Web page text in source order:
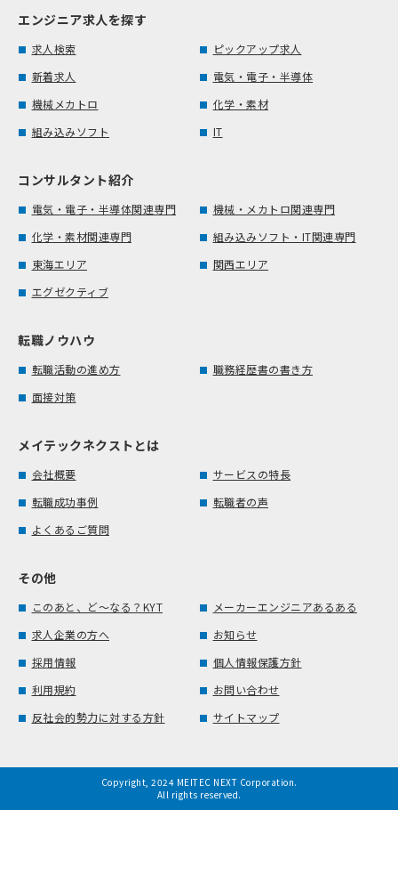
エンジニア求人を探す
求人検索
ピックアップ求人
新着求人
電気・電子・半導体
機械メカトロ
化学・素材
組み込みソフト
IT
コンサルタント紹介
電気・電子・半導体関連専門
機械・メカトロ関連専門
化学・素材関連専門
組み込みソフト・IT関連専門
東海エリア
関西エリア
エグゼクティブ
転職ノウハウ
転職活動の進め方
職務経歴書の書き方
面接対策
メイテックネクストとは
会社概要
サービスの特長
転職成功事例
転職者の声
よくあるご質問
その他
このあと、ど～なる？KYT
メーカーエンジニアあるある
求人企業の方へ
お知らせ
採用情報
個人情報保護方針
利用規約
お問い合わせ
反社会的勢力に対する方針
サイトマップ
Copyright, 2024 MEITEC NEXT Corporation.
All rights reserved.